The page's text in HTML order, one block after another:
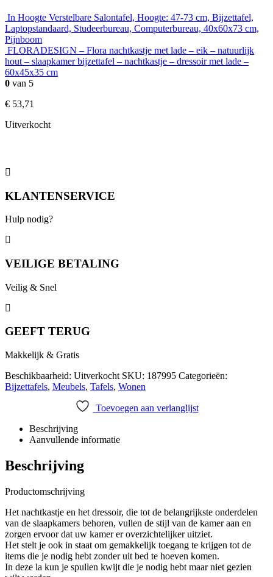
In Hoogte Verstelbare Salontafel, Hoogte: 47-73 cm, Bijzettafel,
Laptopstandaard, Studeerbureau, Computerbureau, 40x60x73 cm,
Pijnboom
FLORADESIGN – Flora nachtkastje met lade – eik – natuurlijk
hout – slaapkamer bijzettafel – nachtkastje – dressoir met lade –
60x45x35 cm
0 van 5
€ 53,71
Uitverkocht
KLANTENSERVICE
Hulp nodig?
VEILIGE BETALING
Veilig & Snel
GEEFT TERUG
Makkelijk & Gratis
Beschikbaarheid: Uitverkocht SKU: 187995 Categorieën:
Bijzettafels, Meubels, Tafels, Wonen
Toevoegen aan verlanglijst
Beschrijving
Aanvullende informatie
Beschrijving
Productomschrijving
Het nachtkastje en het dressoir, die tot de belangrijkste onderdelen
van de slaapkamers behoren, vullen de stijl van de kamer aan en
zorgen ervoor dat uw kamer er overzichtelijker uitziet.
Het stelt je ook in staat om gemakkelijk toegang te krijgen tot de
items die je nodig hebt zonder uit bed te hoeven komen.
In deze la kun je spullen kwijt die je nodig hebt maar niet gezien